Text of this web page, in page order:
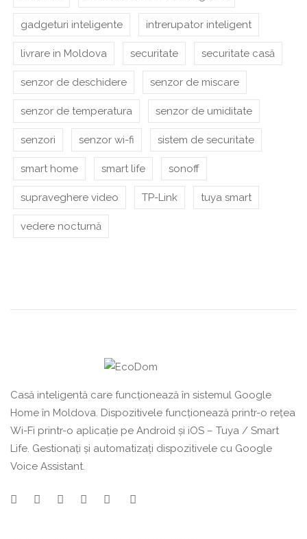
gadgeturi inteligente intrerupator inteligent
livrare in Moldova securitate securitate casă
senzor de deschidere senzor de miscare
senzor de temperatura senzor de umiditate
senzori senzor wi-fi sistem de securitate
smart home smart life sonoff
supraveghere video TP-Link tuya smart
vedere nocturnă
Casă inteligentă care funcționează în sistemul Google
Home în Moldova. Dispozitivele funcționează printr-o rețea
Wi-Fi printr-o aplicație pe Android și iOS – Tuya / Smart
Life. Gestionați și automatizați dispozitivele cu Google
Voice Assistant.